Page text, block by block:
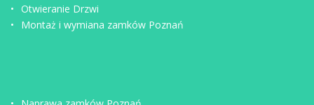
Otwieranie Drzwi
Montaż i wymiana zamków Poznań